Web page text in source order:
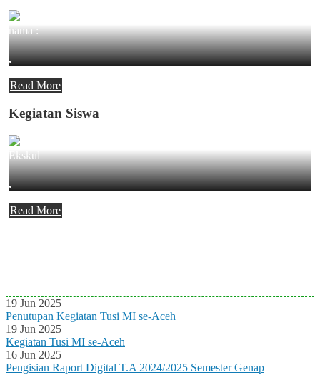
nama :
.
Read More
Kegiatan Siswa
Ekskul
.
Read More
19 Jun 2025
Penutupan Kegiatan Tusi MI se-Aceh
19 Jun 2025
Kegiatan Tusi MI se-Aceh
16 Jun 2025
Pengisian Raport Digital T.A 2024/2025 Semester Genap